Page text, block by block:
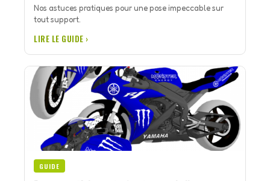
Nos astuces pratiques pour une pose impeccable sur
tout support.
LIRE LE GUIDE ›
GUIDE